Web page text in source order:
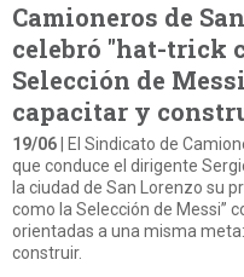
Camioneros de
celebró "hat-trick
Selección de
capacitar y
19/06 | El Sindicato de
que conduce el dirigente
la ciudad de San Lorenzo su
como la Selección de Messi”
orientadas a una misma
construir.